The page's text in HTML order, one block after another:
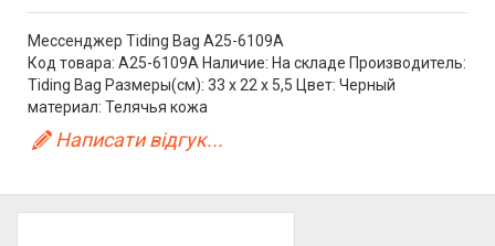
Мессенджер Tiding Bag A25-6109A
Код товара: A25-6109A Наличие: На складе Производитель:
Tiding Bag Размеры(см): 33 х 22 х 5,5 Цвет: Черный
материал: Телячья кожа
Написати відгук...